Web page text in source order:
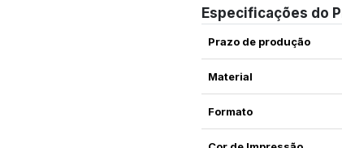
Especificações do
Prazo de produção
Material
Formato